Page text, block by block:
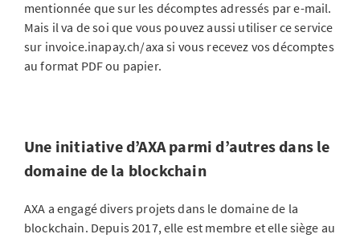
mentionnée que sur les décomptes adressés par e-mail.
Mais il va de soi que vous pouvez aussi utiliser ce service
sur invoice.inapay.ch/axa si vous recevez vos décomptes
au format PDF ou papier.
Une initiative d’AXA parmi d’autres dans le
domaine de la blockchain
AXA a engagé divers projets dans le domaine de la
blockchain. Depuis 2017, elle est membre et elle siège au